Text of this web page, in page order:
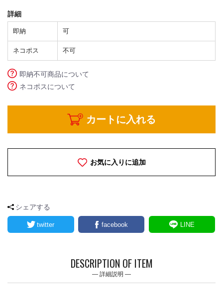
詳細
即納 可
ネコポス 不可
即納不可商品について
ネコポスについて
カートに入れる
お気に入りに追加
シェアする
twitter facebook LINE
DESCRIPTION OF ITEM
詳細説明